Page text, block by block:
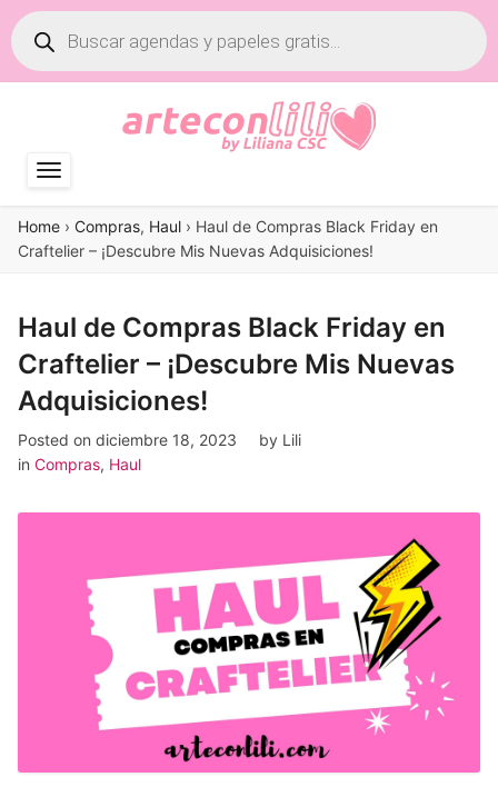
Búsqueda
de
productos
Home › Compras, Haul › Haul de Compras Black Friday en
Craftelier – ¡Descubre Mis Nuevas Adquisiciones!
Haul de Compras Black Friday en
Craftelier – ¡Descubre Mis Nuevas
Adquisiciones!
Posted on diciembre 18, 2023 by Lili
in Compras, Haul